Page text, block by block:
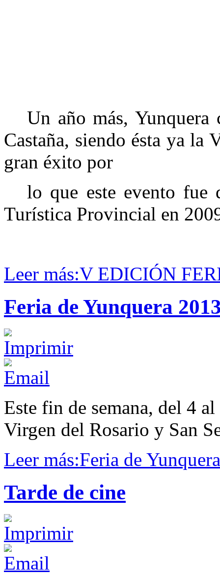
Un año más, Yunquera
Castaña, siendo ésta yala
gran éxito por
lo que este evento fue
Turística Provincial en
Leer más:V EDICIÓN
Feria de Yunquera
Este fin de semana, del 4
Virgen del Rosario y San
Leer más:Feria de
Tarde de cine